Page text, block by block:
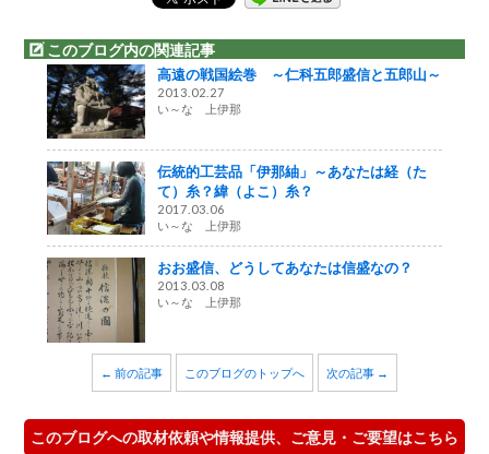
このブログ内の関連記事
高遠の戦国絵巻 ～仁科五郎盛信と五郎山～
2013.02.27
い～な 上伊那
伝統的工芸品「伊那紬」～あなたは経（た
て）糸？緯（よこ）糸？
2017.03.06
い～な 上伊那
おお盛信、どうしてあなたは信盛なの？
2013.03.08
い～な 上伊那
← 前の記事 このブログのトップへ 次の記事 →
このブログへの取材依頼や情報提供、ご意見・ご要望はこちら